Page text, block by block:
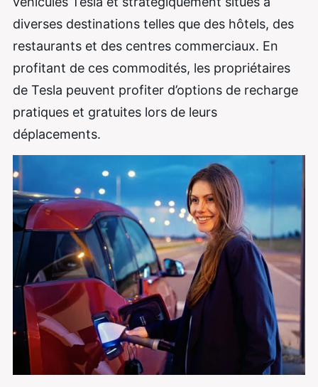
diverses destinations telles que des hôtels, des
restaurants et des centres commerciaux. En
profitant de ces commodités, les propriétaires
de Tesla peuvent profiter d’options de recharge
pratiques et gratuites lors de leurs
déplacements.